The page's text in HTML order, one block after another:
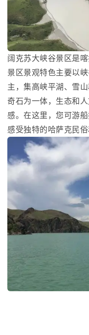
阔克苏大峡谷景区是
景区景观特色主要以
主，集高峡平湖、雪
奇石为一体，生态和
感。在这里，您可游
感受独特的哈萨克民俗